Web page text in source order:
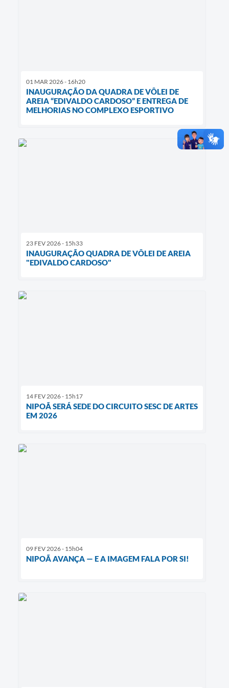
01 MAR 2026 - 16h20
INAUGURAÇÃO DA QUADRA DE VÔLEI DE
AREIA “EDIVALDO CARDOSO” E ENTREGA DE
MELHORIAS NO COMPLEXO ESPORTIVO
23 FEV 2026 - 15h33
INAUGURAÇÃO QUADRA DE VÔLEI DE AREIA
"EDIVALDO CARDOSO"
14 FEV 2026 - 15h17
NIPOÃ SERÁ SEDE DO CIRCUITO SESC DE ARTES
EM 2026
09 FEV 2026 - 15h04
NIPOÃ AVANÇA — E A IMAGEM FALA POR SI!